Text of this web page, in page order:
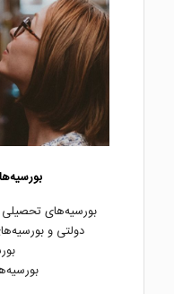
بورسیه‌های تحصیلی
دولتی و